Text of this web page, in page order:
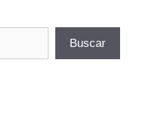
Buscar